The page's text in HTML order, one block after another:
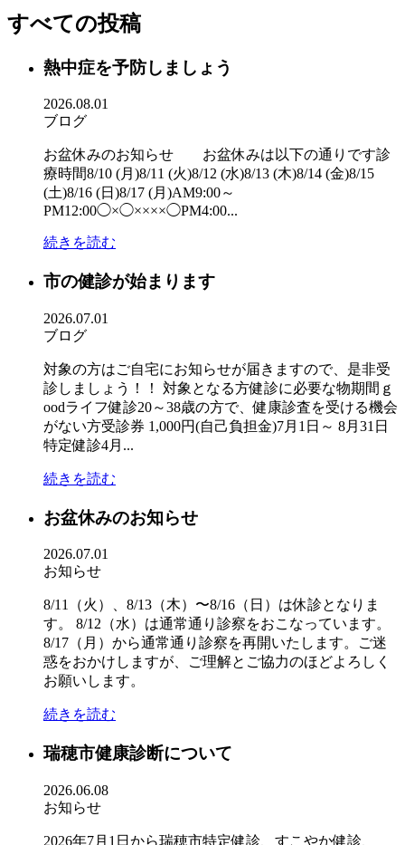
すべての投稿
熱中症を予防しましょう
2026.08.01
ブログ
お盆休みのお知らせ お盆休みは以下の通りです診
療時間8/10 (月)8/11 (火)8/12 (水)8/13 (木)8/14 (金)8/15
(土)8/16 (日)8/17 (月)AM9:00～
PM12:00◯×◯××××◯PM4:00...
続きを読む
市の健診が始まります
2026.07.01
ブログ
対象の方はご自宅にお知らせが届きますので、是非受
診しましょう！！ 対象となる方健診に必要な物期間ｇ
oodライフ健診20～38歳の方で、健康診査を受ける機会
がない方受診券 1,000円(自己負担金)7月1日～ 8月31日
特定健診4月...
続きを読む
お盆休みのお知らせ
2026.07.01
お知らせ
8/11（火）、8/13（木）〜8/16（日）は休診となりま
す。 8/12（水）は通常通り診察をおこなっています。
8/17（月）から通常通り診察を再開いたします。ご迷
惑をおかけしますが、ご理解とご協力のほどよろしく
お願いします。
続きを読む
瑞穂市健康診断について
2026.06.08
お知らせ
2026年7月1日から瑞穂市特定健診、すこやか健診、